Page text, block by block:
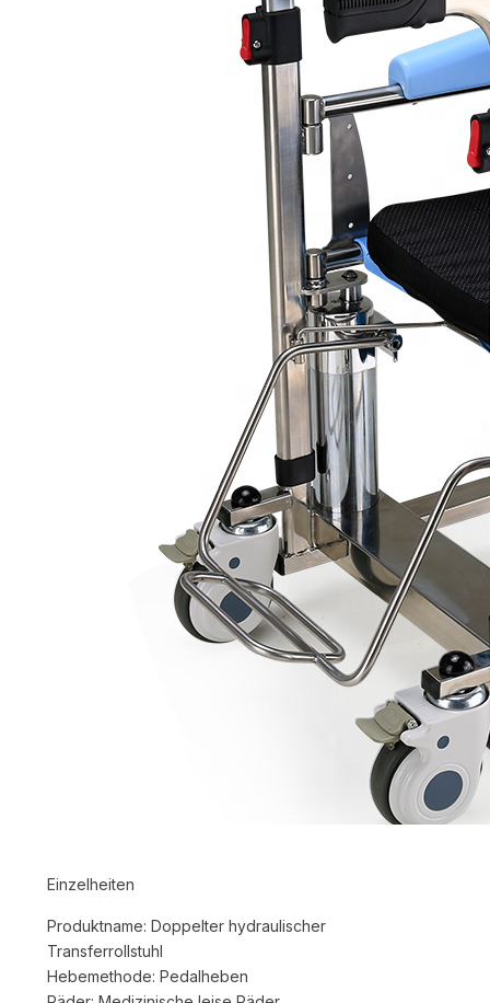
Einzelheiten
Produktname: Doppelter hydraulischer
Transferrollstuhl
Hebemethode: Pedalheben